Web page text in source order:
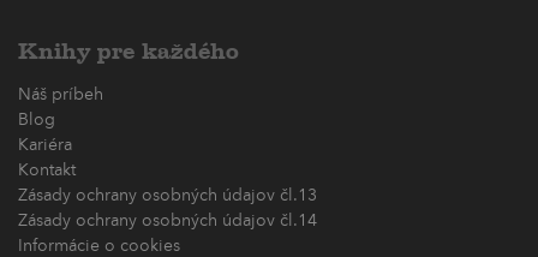
Knihy pre každého
Náš príbeh
Blog
Kariéra
Kontakt
Zásady ochrany osobných údajov čl.13
Zásady ochrany osobných údajov čl.14
Informácie o cookies